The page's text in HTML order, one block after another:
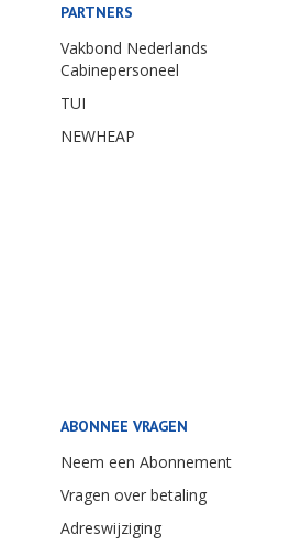
PARTNERS
Vakbond Nederlands
Cabinepersoneel
TUI
NEWHEAP
ABONNEE VRAGEN
Neem een Abonnement
Vragen over betaling
Adreswijziging